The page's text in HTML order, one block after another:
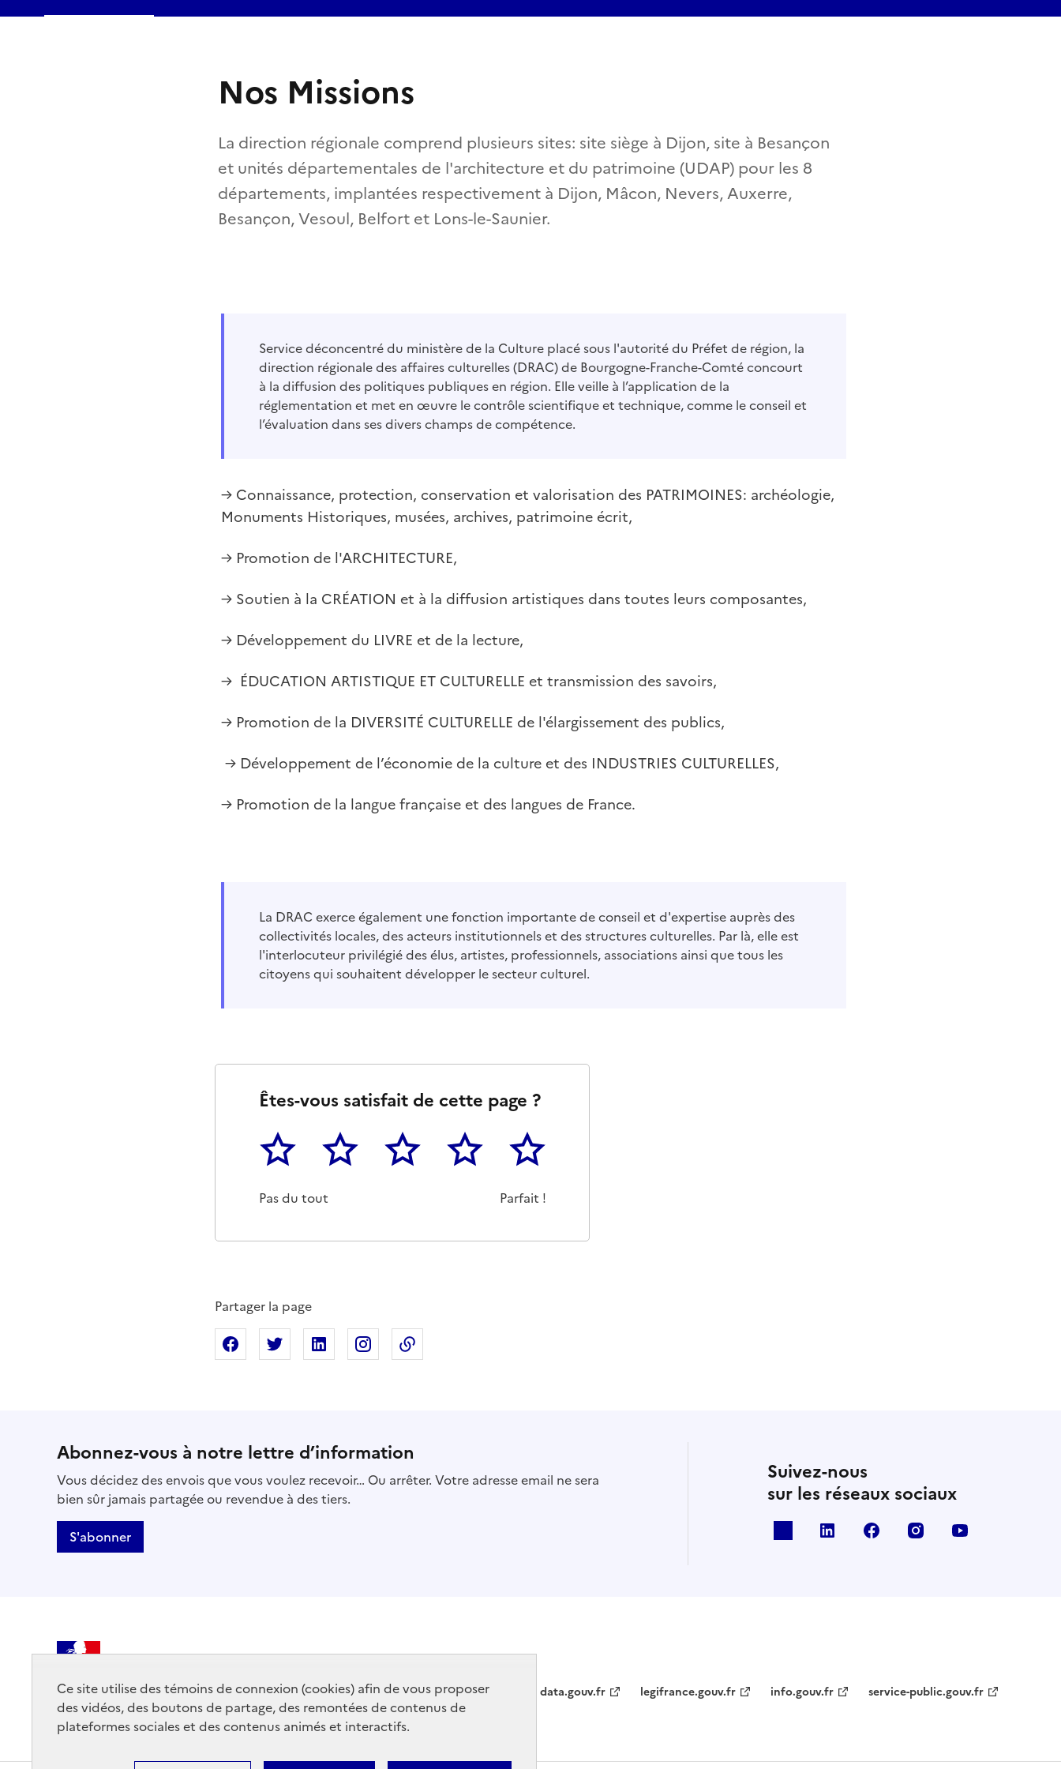
Ce site utilise des témoins de connexion (cookies) afin de vous proposer
des vidéos, des boutons de partage, des remontées de contenus de
plateformes sociales et des contenus animés et interactifs.
Nos Missions
La direction régionale comprend plusieurs sites: site siège à Dijon, site à Besançon
et unités départementales de l'architecture et du patrimoine (UDAP) pour les 8
départements, implantées respectivement à Dijon, Mâcon, Nevers, Auxerre,
Besançon, Vesoul, Belfort et Lons-le-Saunier.
Service déconcentré du ministère de la Culture placé sous l'autorité du Préfet de région, la
direction régionale des affaires culturelles (DRAC) de Bourgogne-Franche-Comté concourt
à la diffusion des politiques publiques en région. Elle veille à l’application de la
réglementation et met en œuvre le contrôle scientifique et technique, comme le conseil et
l’évaluation dans ses divers champs de compétence.
→ Connaissance, protection, conservation et valorisation des PATRIMOINES: archéologie,
Monuments Historiques, musées, archives, patrimoine écrit,
→ Promotion de l'ARCHITECTURE,
→ Soutien à la CRÉATION et à la diffusion artistiques dans toutes leurs composantes,
→ Développement du LIVRE et de la lecture,
→ ÉDUCATION ARTISTIQUE ET CULTURELLE et transmission des savoirs,
→ Promotion de la DIVERSITÉ CULTURELLE de l'élargissement des publics,
→ Développement de l’économie de la culture et des INDUSTRIES CULTURELLES,
→ Promotion de la langue française et des langues de France.
La DRAC exerce également une fonction importante de conseil et d'expertise auprès des
collectivités locales, des acteurs institutionnels et des structures culturelles. Par là, elle est
l'interlocuteur privilégié des élus, artistes, professionnels, associations ainsi que tous les
citoyens qui souhaitent développer le secteur culturel.
Êtes-vous satisfait de cette page ?
1
Pas du tout
2 3 4 5
Parfait !
Partager la page
Partager sur Facebook
Partager sur XPartager sur Linkedin
Partager sur Instagram
Abonnez-vous à notre lettre d’information
Vous décidez des envois que vous voulez recevoir… Ou arrêter. Votre adresse email ne sera
bien sûr jamais partagée ou revendue à des tiers.
S'abonner
Suivez-nous
sur les réseaux sociaux
linkedin facebook instagram
DE LA CULTURE data.gouv.fr legifrance.gouv.fr info.gouv.fr service-public.gouv.fr